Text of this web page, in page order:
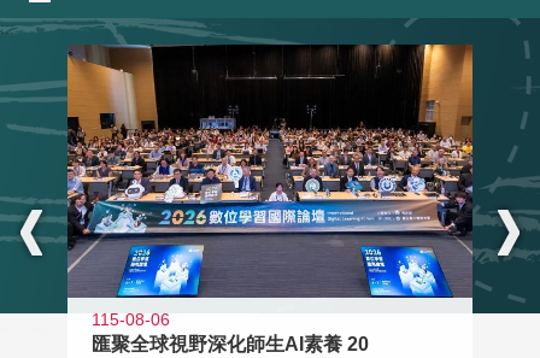
:::
115-08-06
匯聚全球視野深化師生AI素養 20